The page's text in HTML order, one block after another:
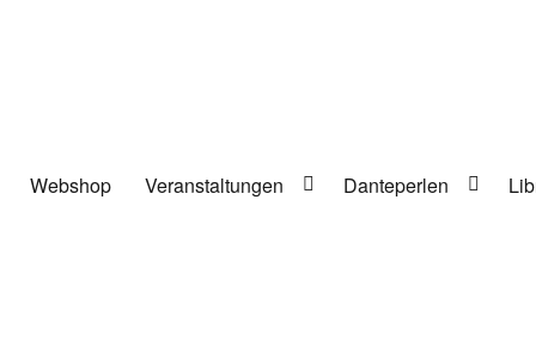
Webshop Veranstaltungen Danteperlen